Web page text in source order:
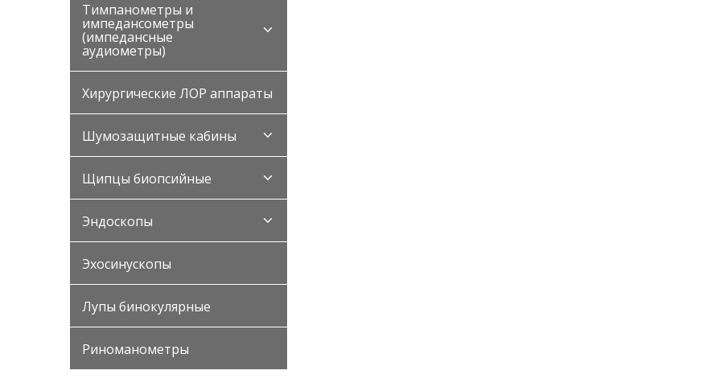
Тимпанометры и
импедансометры
(импедансные
аудиометры)
Хирургические ЛОР аппараты
Шумозащитные кабины
Щипцы биопсийные
Эндоскопы
Эхосинускопы
Лупы бинокулярные
Риноманометры